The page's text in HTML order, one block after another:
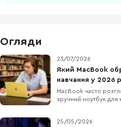
Огляди
23/07/2026
Який MacBook
навчання у 2026
MacBook часто
зручний ноутбук для
вдалий вибір
25/05/2026